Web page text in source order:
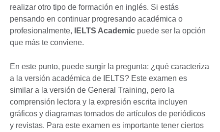
realizar otro tipo de formación en inglés. Si estás
pensando en continuar progresando académica o
profesionalmente,
IELTS Academic puede ser la opción
que más te conviene.
En este punto, puede surgir la pregunta: ¿qué caracteriza
a la versión académica de IELTS? Este examen es
similar a la versión de General Training, pero la
comprensión lectora y la expresión escrita incluyen
gráficos y diagramas tomados de artículos de periódicos
y revistas. Para este examen es importante tener ciertos